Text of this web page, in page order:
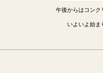
午後からはコンク
いよいよ始ま